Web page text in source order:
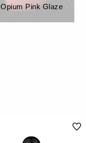
Opium Pink Glaze